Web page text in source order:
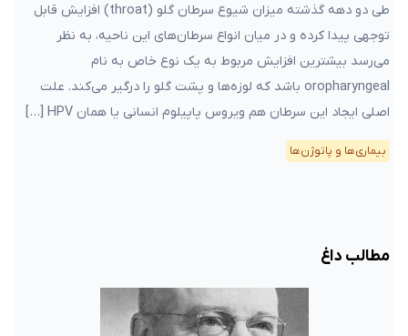
طی دو دهه گذشته میزان شیوع سرطان گلو (throat) افزایش قابل
توجهی پیدا کرده و در میان انواع سرطان‌های این ناحیه، به نظر
می‌رسد بیشترین افزایش مربوط به یک نوع خاص به نام
oropharyngeal باشد که لوزه‌ها و پشت گلو را درگیر می‌کند. علت
اصلی ایجاد این سرطان هم ویروس پاپیلوم انسانی یا همان HPV […]
بیماری‌ها و پاتوژن‌ها
مطالب داغ